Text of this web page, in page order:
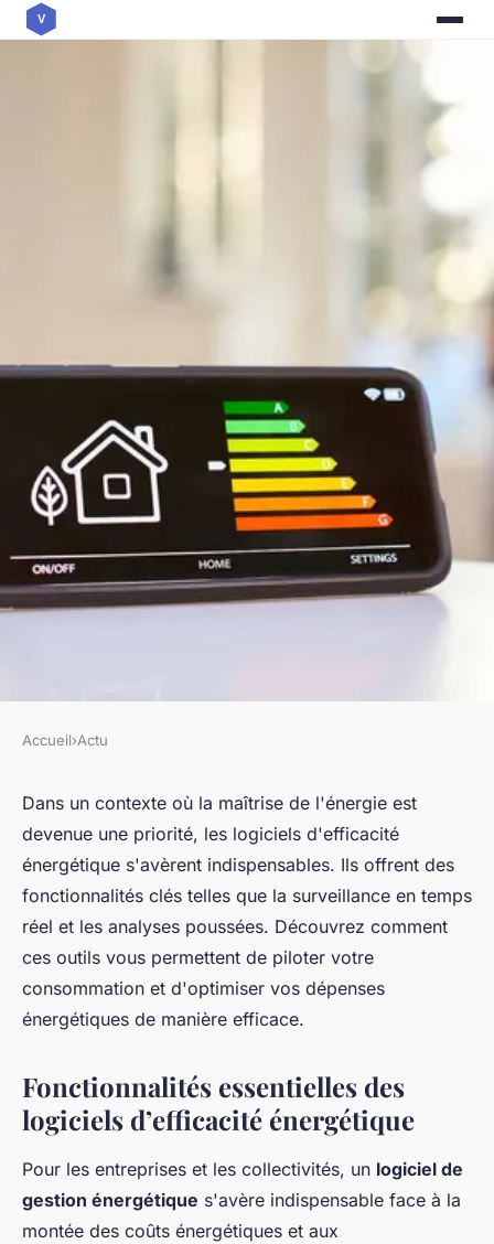
Logiciel d'efficacité
énergétique : les
fonctionnalités de base
disponibles
Alicia•2 mai 2024•3 min de lecture
Accueil›Actu
Dans un contexte où la maîtrise de l'énergie est
devenue une priorité, les logiciels d'efficacité
énergétique s'avèrent indispensables. Ils offrent des
fonctionnalités clés telles que la surveillance en temps
réel et les analyses poussées. Découvrez comment
ces outils vous permettent de piloter votre
consommation et d'optimiser vos dépenses
énergétiques de manière efficace.
Fonctionnalités essentielles des
logiciels d’efficacité énergétique
Pour les entreprises et les collectivités, un logiciel de
gestion énergétique s'avère indispensable face à la
montée des coûts énergétiques et aux